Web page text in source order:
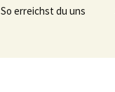
So erreichst du uns